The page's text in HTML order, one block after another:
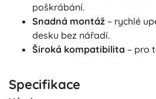
poškrábání.
Snadná montáž – rychlé
desku bez nářadí.
Široká kompatibilita – pro
Specifikace